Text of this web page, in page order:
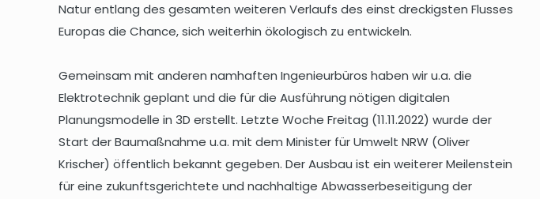
Natur entlang des gesamten weiteren Verlaufs des einst dreckigsten Flusses
Europas die Chance, sich weiterhin ökologisch zu entwickeln.
Gemeinsam mit anderen namhaften Ingenieurbüros haben wir u.a. die
Elektrotechnik geplant und die für die Ausführung nötigen digitalen
Planungsmodelle in 3D erstellt. Letzte Woche Freitag (11.11.2022) wurde der
Start der Baumaßnahme u.a. mit dem Minister für Umwelt NRW (Oliver
Krischer) öffentlich bekannt gegeben. Der Ausbau ist ein weiterer Meilenstein
für eine zukunftsgerichtete und nachhaltige Abwasserbeseitigung der